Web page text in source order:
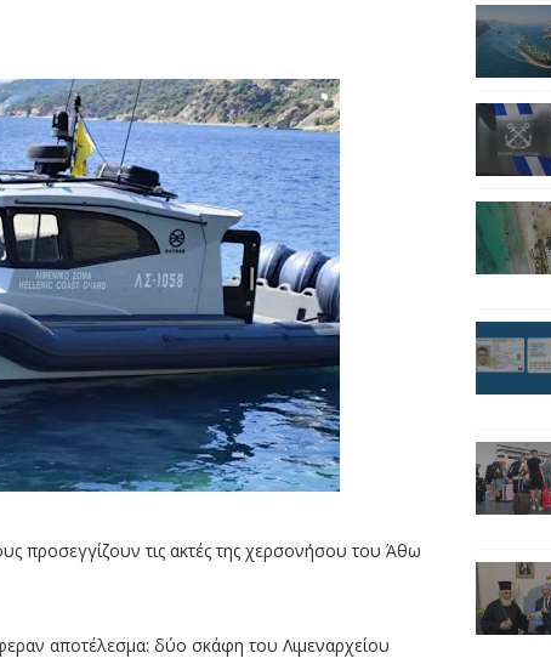
προσεγγίζουν τις ακτές της χερσονήσου του Άθω
αποτέλεσμα: δύο σκάφη του Λιμεναρχείου